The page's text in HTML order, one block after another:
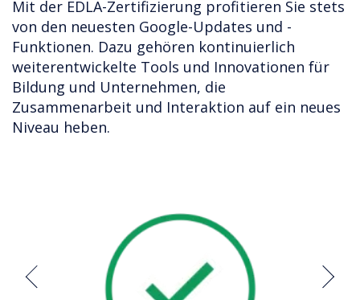
Mit der EDLA-Zertifizierung profitieren Sie stets
von den neuesten Google-Updates und -
Funktionen. Dazu gehören kontinuierlich
weiterentwickelte Tools und Innovationen für
Bildung und Unternehmen, die
Zusammenarbeit und Interaktion auf ein neues
Niveau heben.
Previous Next